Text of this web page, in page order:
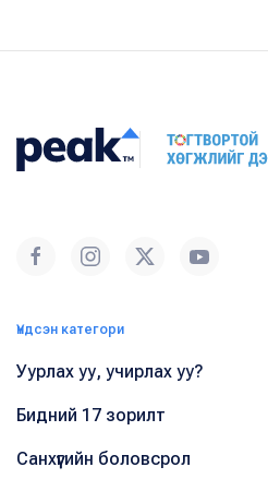
Үндсэн категори
Уурлах уу, учирлах уу?
Бидний 17 зорилт
Санхүүгийн боловсрол